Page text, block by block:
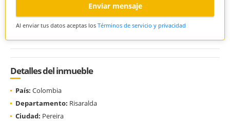
Enviar mensaje
Al enviar tus datos aceptas los Términos de servicio y privacidad
Detalles del inmueble
País: Colombia
Departamento: Risaralda
Ciudad: Pereira